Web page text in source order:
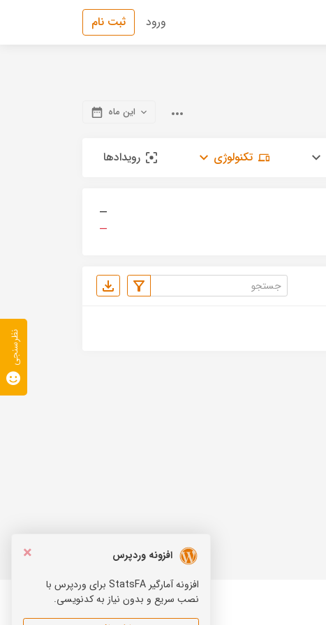
ورود ثبت نام
این ماه
تکنولوژی رویدادها
—
—
×
افزونه وردپرس
افزونه آمارگیر StatsFA برای وردپرس با
نصب سریع و بدون نیاز به کدنویسی.
نظرسنجی